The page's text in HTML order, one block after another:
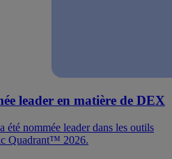
leader en matière de DEX
été nommée leader dans les outils
Quadrant™ 2026.